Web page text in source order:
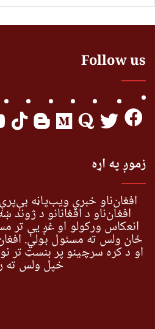
Follow us
زموږ په اړه
افغان‌ناو خبري ویب‌پاڼه
افغان‌ناو د افغانانو د ژوند
انعکاس ورکولو او غږ یې تر
ځان ولس ته مسئول بولي.
او د کره سرچینو پر بنسټ
خپل ولس ته